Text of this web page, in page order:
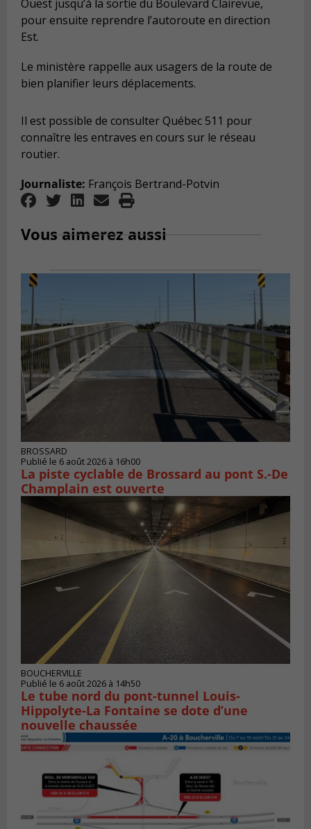
Ouest jusqu’à la sortie du Boulevard Clairevue,
pour ensuite reprendre l’autoroute en direction
Est.
Le ministère rappelle aux usagers de la route de
bien planifier leurs déplacements.
Il est possible de consulter Québec 511 pour
connaître les entraves en cours sur le réseau
routier.
Journaliste: François Bertrand-Potvin
Vous aimerez aussi
BROSSARD
Publié le 6 août 2026 à 16h00
La piste cyclable de Brossard au pont S.-De
Champlain est ouverte
BOUCHERVILLE
Publié le 6 août 2026 à 14h50
Le tube nord du pont-tunnel Louis-
Hippolyte-La Fontaine se dote d’une
nouvelle chaussée